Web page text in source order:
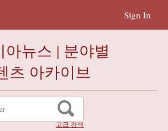
Sign In
아뉴스 | 분야별
츠 아카이브
고급 검색